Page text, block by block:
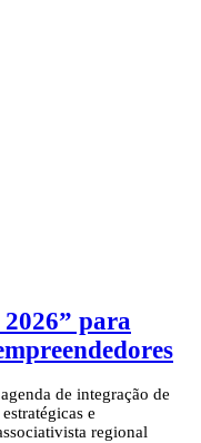
para
de integração de
e
regional